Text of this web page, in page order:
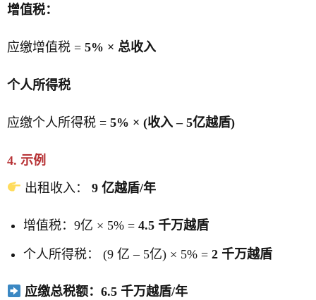
增值税：
应缴增值税 = 5% × 总收入
个人所得税
应缴个人所得税 = 5% × (收入 – 5亿越盾)
4. 示例
出租收入：9 亿越盾/年
增值税：9亿 × 5% =4.5 千万越盾
个人所得税： (9 亿 – 5亿) × 5% =2 千万越盾
应缴总税额：6.5 千万越盾/年